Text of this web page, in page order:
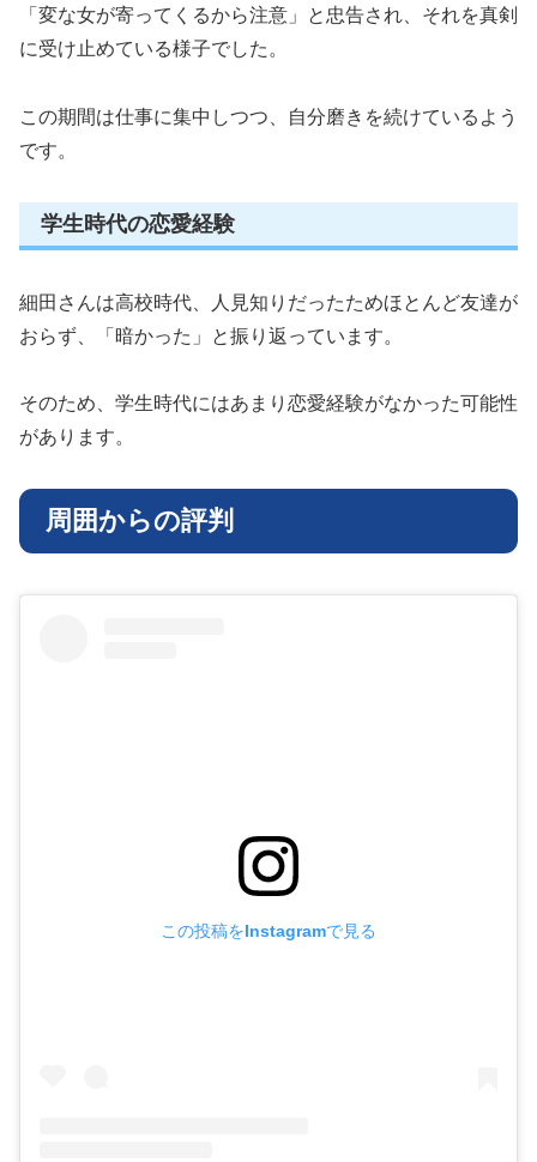
「変な女が寄ってくるから注意」と忠告され、それを真剣
に受け止めている様子でした。
この期間は仕事に集中しつつ、自分磨きを続けているよう
です。
学生時代の恋愛経験
細田さんは高校時代、人見知りだったためほとんど友達が
おらず、「暗かった」と振り返っています。
そのため、学生時代にはあまり恋愛経験がなかった可能性
があります。
周囲からの評判
この投稿をInstagramで見る